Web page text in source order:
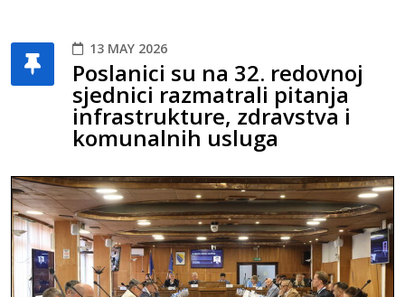
13 MAY 2026
Poslanici su na 32. redovnoj
sjednici razmatrali pitanja
infrastrukture, zdravstva i
komunalnih usluga